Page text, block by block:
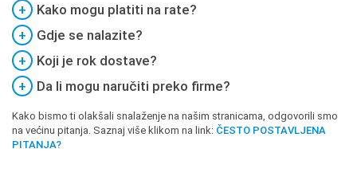
+
Kako mogu platiti na rate?
+
Gdje se nalazite?
+
Koji je rok dostave?
+
Da li mogu naručiti preko firme?
Kako bismo ti olakšali snalaženje na našim stranicama, odgovorili smo
na većinu pitanja. Saznaj više klikom na link: ČESTO POSTAVLJENA
PITANJA?